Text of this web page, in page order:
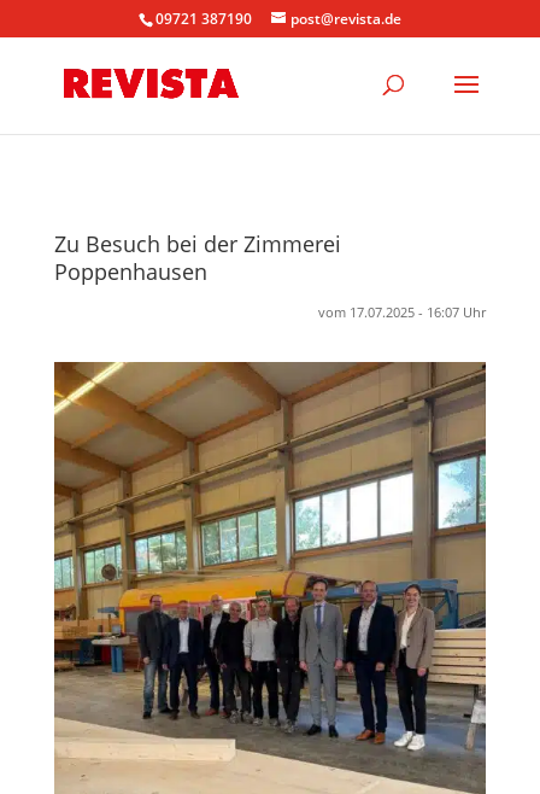
09721 387190 post@revista.de
Zu Besuch bei der Zimmerei
Poppenhausen
vom 17.07.2025 - 16:07 Uhr